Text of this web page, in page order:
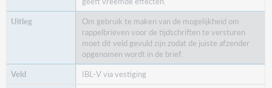
Om gebruik te maken van de mogelijkheid om
rappelbrieven voor de tijdschriften te versturen
moet dit veld gevuld zijn zodat de juiste afzender
opgenomen wordt in de brief.
IBL-V via vestiging